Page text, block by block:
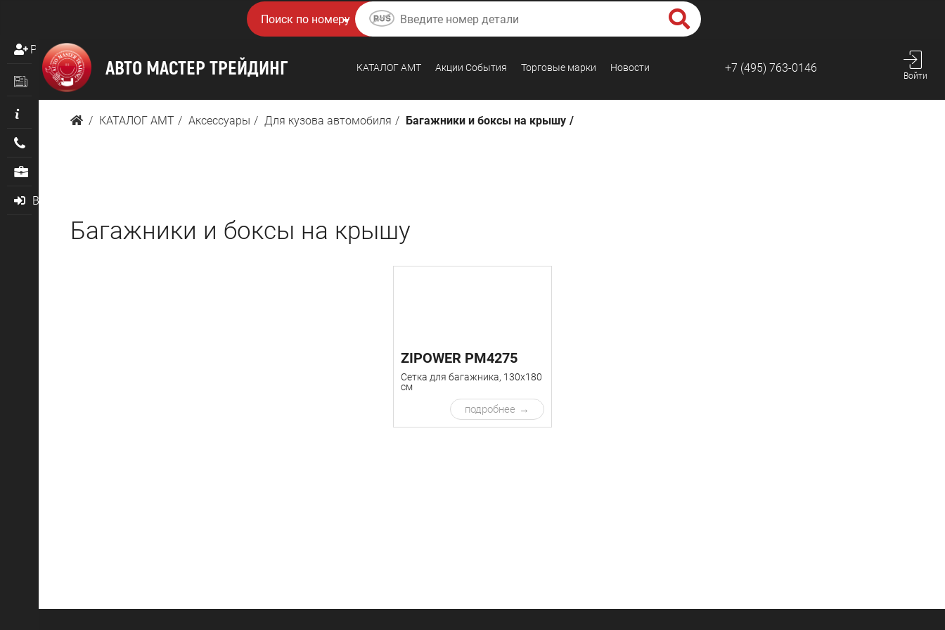
КАТАЛОГ AMТ Акции События Торговые марки Новости +7 (495) 763-0146
Войти
Регистрация
Новости
Информация
Войти
КАТАЛОГ AMТ Аксессуары Для кузова автомобиля Багажники и боксы на крышу
Багажники и боксы на крышу
ZIPOWER PM4275
Сетка для багажника, 130х180
см
подробнее